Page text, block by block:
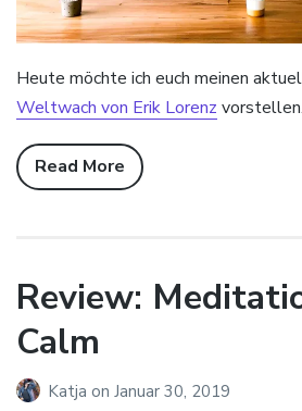
Heute möchte ich euch meinen
Weltwach von Erik Lorenz vorstellen.
Read More
Review:
Calm
Katja on Januar 30, 2019